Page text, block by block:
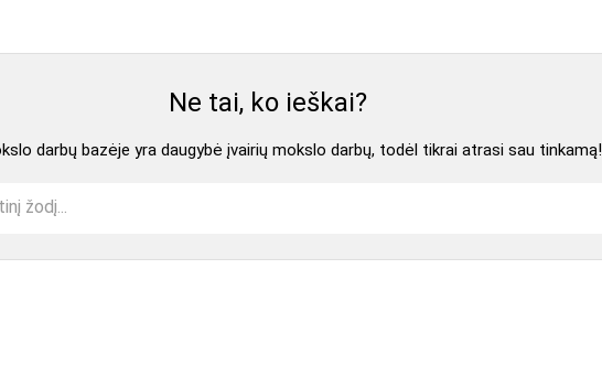
Ne tai, ko ieškai?
darbų bazėje yra daugybė įvairių mokslo darbų, todėl tikrai atrasi sau tinkamą!